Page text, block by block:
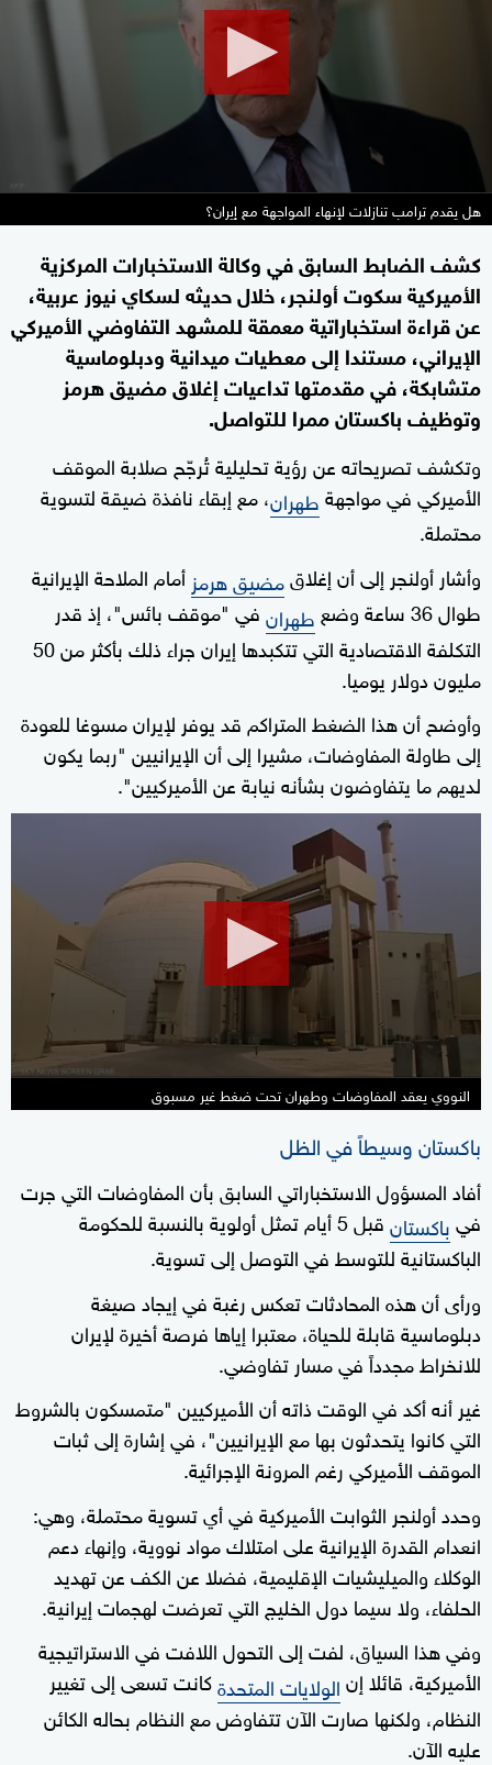
هل يقدم ترامب تنازلات لإنهاء المواجهة مع إيران؟
كشف الضابط السابق في وكالة الاستخبارات المركزية
الأميركية سكوت أولنجر، خلال حديثه لسكاي نيوز عربية،
عن قراءة استخباراتية معمقة للمشهد التفاوضي الأميركي
الإيراني، مستندا إلى معطيات ميدانية ودبلوماسية
متشابكة، في مقدمتها تداعيات إغلاق مضيق هرمز
وتوظيف باكستان ممرا للتواصل.
وتكشف تصريحاته عن رؤية تحليلية تُرجّح صلابة الموقف
الأميركي في مواجهةطهران، مع إبقاء نافذة ضيقة لتسوية
محتملة.
وأشار أولنجر إلى أن إغلاقمضيق هرمز أمام الملاحة الإيرانية
طوال 36 ساعة وضع
طهرانفي "موقف بائس"، إذ قدر
التكلفة الاقتصادية التي تتكبدها إيران جراء ذلك بأكثر من 50
مليون دولار يوميا.
وأوضح أن هذا الضغط المتراكم قد يوفر لإيران مسوغا للعودة
إلى طاولة المفاوضات، مشيرا إلى أن الإيرانيين "ربما يكون
لديهم ما يتفاوضون بشأنه نيابة عن الأميركيين".
of
seconds
النووي يعقد المفاوضات وطهران تحت ضغط غير مسبوق
باكستان وسيطاً في الظل
أفاد المسؤول الاستخباراتي السابق بأن المفاوضات التي جرت
فيباكستان
قبل 5 أيام تمثل أولوية بالنسبة للحكومة
الباكستانية للتوسط في التوصل إلى تسوية.
ورأى أن هذه المحادثات تعكس رغبة في إيجاد صيغة
دبلوماسية قابلة للحياة، معتبرا إياها فرصة أخيرة لإيران
للانخراط مجدداً في مسار تفاوضي.
غير أنه أكد في الوقت ذاته أن الأميركيين "متمسكون بالشروط
التي كانوا يتحدثون بها مع الإيرانيين"، في إشارة إلى ثبات
الموقف الأميركي رغم المرونة الإجرائية.
وحدد أولنجر الثوابت الأميركية في أي تسوية محتملة، وهي:
انعدام القدرة الإيرانية على امتلاك مواد نووية، وإنهاء دعم
الوكلاء والميليشيات الإقليمية، فضلا عن الكف عن تهديد
الحلفاء، ولا سيما دول الخليج التي تعرضت لهجمات إيرانية.
وفي هذا السياق، لفت إلى التحول اللافت في الاستراتيجية
الأميركية، قائلا إنالولايات المتحدةكانت تسعى إلى تغيير
النظام، ولكنها صارت الآن تتفاوض مع النظام بحاله الكائن
عليه الآن.